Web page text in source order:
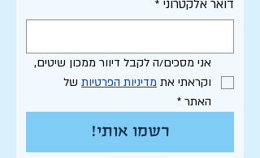
דואר אלקטרוני *
וקראתי את מדיניות הפרטיות
האתר *
רשמו אותי!